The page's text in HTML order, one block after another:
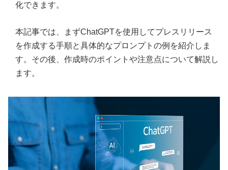
化できます。
本記事では、まずChatGPTを使用してプレスリリース
を作成する手順と具体的なプロンプトの例を紹介しま
す。その後、作成時のポイントや注意点について解説し
ます。